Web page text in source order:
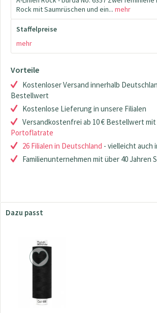
Rock mit Saumrüschen und ein... mehr
Staffelpreise
mehr
Vorteile
Kostenloser Versand innerhalb
Bestellwert
Kostenlose Lieferung in unsere Filialen
Versandkostenfrei ab 10 € Bestellwert
Portoflatrate
26 Filialen in Deutschland - vielleicht auch
Familienunternehmen mit über 40 Jahren
Dazu passt